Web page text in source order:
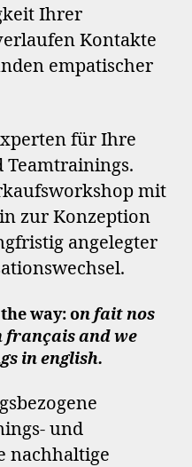
Ihrer
Kontakte
empatischer
für Ihre
mit
zur Konzeption
angelegter
way: on fait nos
français and we
in english.
und
nachhaltige